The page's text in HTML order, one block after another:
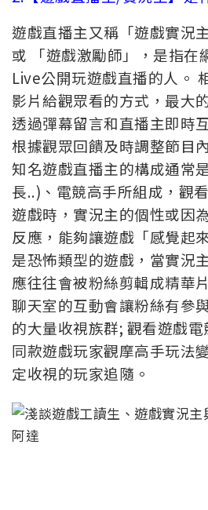
遊戲直播主又稱「遊戲實況
或 「遊戲激勵師」，是指在
Live公開玩遊戲直播的人。
影片給觀眾看的方式，最大
透過彈幕留言和直播主即時
根據觀眾回饋及時調整節目
知名遊戲直播主的構成通常
長..)、電競高手所組成，觀
遊戲時，實況主的個性或因
反應，能夠讓遊戲「感覺起
是恐怖類型的遊戲，當實況
應往往會被粉絲剪輯成精華
聊天室的互動會讓粉絲有參
的大量收視族群; 觀看遊戲
同款遊戲玩家觀摩高手玩法
定收視的玩家追隨。